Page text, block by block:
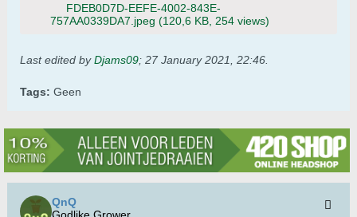
FDEB0D7D-EEFE-4002-843E-
757AA0339DA7.jpeg (120,6 KB, 254 views)
Last edited byDjams09; 27 January 2021, 22:46
Tags: Geen
QnQ